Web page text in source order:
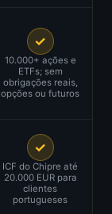
✓
10.000+ ações e
ETFs; sem
obrigações reais,
opções ou futuros
✓
ICF do Chipre até
20.000 EUR para
clientes
portugueses